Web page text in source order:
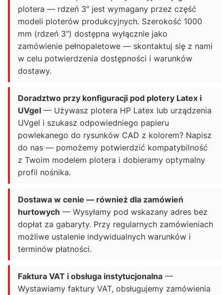
plotera — rdzeń 3" jest wymagany przez część
modeli ploterów produkcyjnych. Szerokość 1000
mm (rdzeń 3") dostępna wyłącznie jako
zamówienie pełnopaletowe — skontaktuj się z nami
w celu potwierdzenia dostępności i warunków
dostawy.
Doradztwo przy konfiguracji pod plotery Latex i
UVgel — Używasz plotera HP Latex lub urządzenia
UVgel i szukasz odpowiedniego papieru
powlekanego do rysunków CAD z kolorem? Napisz
do nas — pomożemy potwierdzić kompatybilność
z Twoim modelem plotera i dobieramy optymalny
profil nośnika.
Dostawa w cenie — również dla zamówień
hurtowych — Wysyłamy pod wskazany adres bez
dopłat za gabaryty. Przy regularnych zamówieniach
możliwe ustalenie indywidualnych warunków i
terminów płatności.
Faktura VAT i obsługa instytucjonalna —
Wystawiamy faktury VAT, obsługujemy zamówienia